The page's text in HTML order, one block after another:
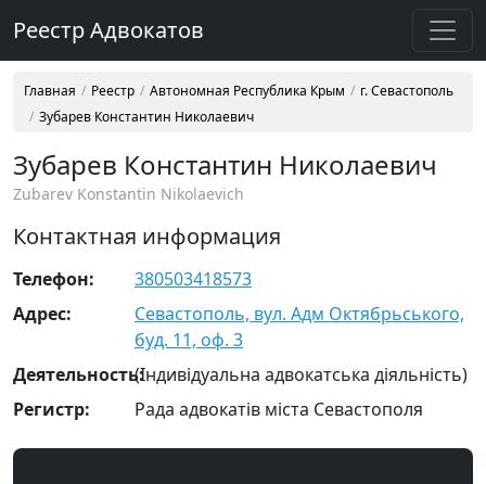
Реестр Адвокатов
Главная Реестр Автономная Республика Крым
г. Севастополь
Зубарев Константин Николаевич
Зубарев Константин Николаевич
Zubarev Konstantin Nikolaevich
Контактная информация
Телефон:
380503418573
Адрес:
Севастополь, вул. Адм Октябрьського,
буд. 11, оф. 3
Деятельность:(Індивідуальна адвокатська діяльність)
Регистр:
Рада адвокатів міста Севастополя